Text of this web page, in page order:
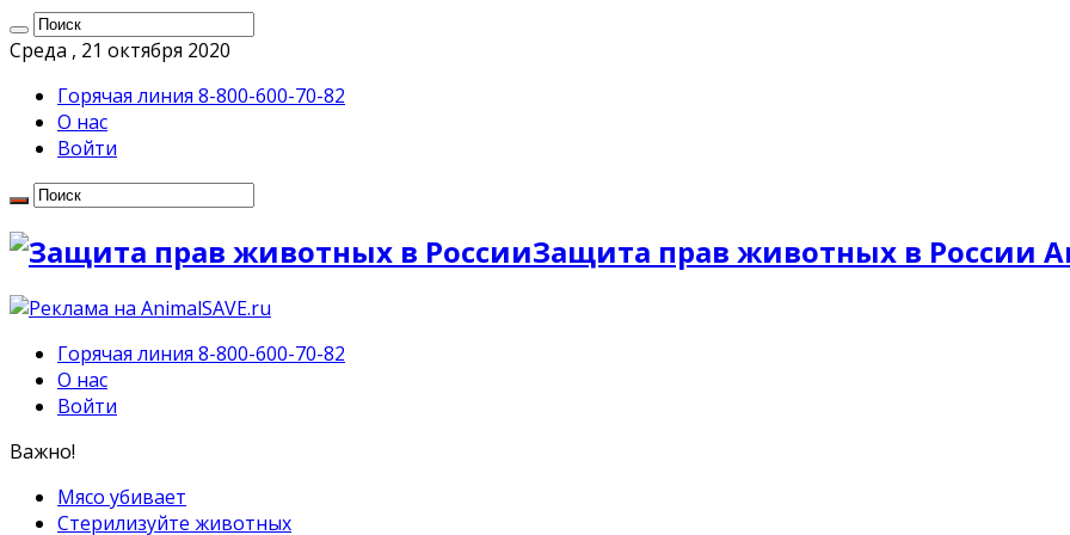
Среда , 21 октября 2020
Горячая линия 8-800-600-70-82
О нас
Войти
Защита прав животных в России
Горячая линия 8-800-600-70-82
О нас
Войти
Важно!
Мясо убивает
Стерилизуйте животных